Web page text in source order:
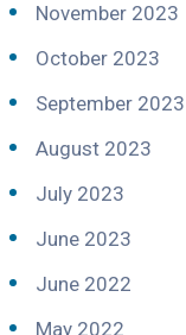
November 2023
October 2023
September 2023
August 2023
July 2023
June 2023
June 2022
May 2022